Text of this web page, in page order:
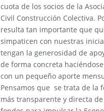
cuota de los socios de la
Civil Construcción Colectiva.
resulta tan importante que
simpaticen con nuestras
tengan la generosidad de
de forma concreta
con un pequeño aporte
Pensamos que se trata de la
más transparente y directa